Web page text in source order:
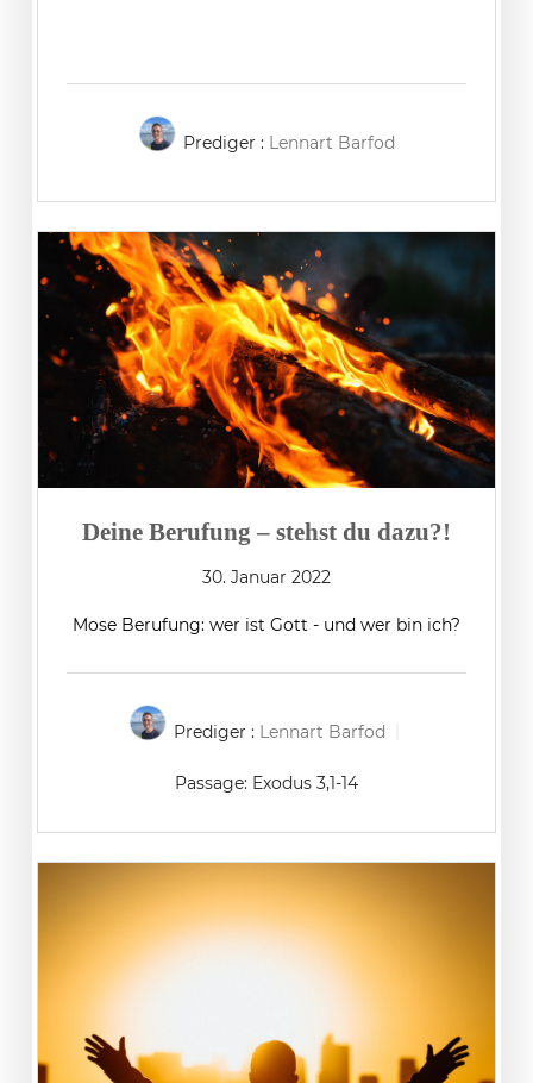
Prediger : Lennart Barfod
Deine Berufung – stehst du dazu?!
30. Januar 2022
Mose Berufung: wer ist Gott - und wer bin ich?
Prediger : Lennart Barfod
Passage: Exodus 3,1-14